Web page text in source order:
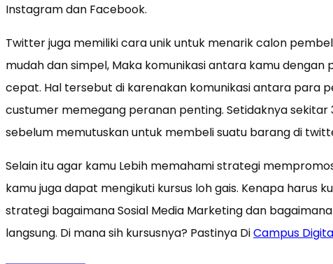
Instagram dan Facebook.
Twitter juga memiliki cara unik untuk menarik calon
mudah dan simpel, Maka komunikasi antara kamu
cepat. Hal tersebut di karenakan komunikasi antara para
custumer memegang peranan penting. Setidaknya sekitar
sebelum memutuskan untuk membeli suatu barang di
Selain itu agar kamu Lebih memahami strategi
kamu juga dapat mengikuti kursus loh gais. Kenapa harus
strategi bagaimana Sosial Media Marketing dan
langsung. Di mana sih kursusnya? Pastinya DiCampus